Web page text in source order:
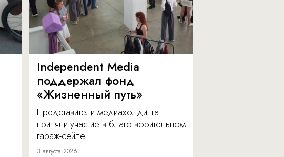
Independent Media
поддержал фонд
«Жизненный путь»
Представители медиахолдинга
приняли участие в благотворительном
гараж-сейле.
3 августа 2026